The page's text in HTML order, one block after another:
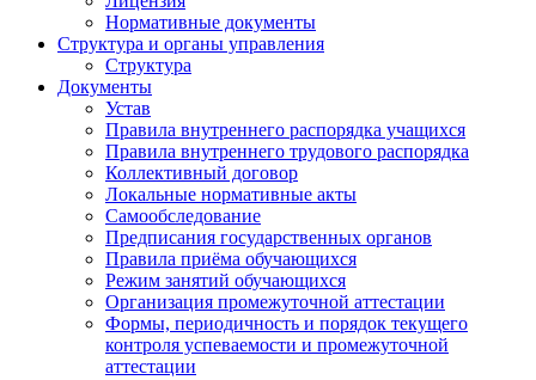
Нормативные документы
Структура и органы управления
Структура
Документы
Устав
Правила внутреннего распорядка учащихся
Правила внутреннего трудового распорядка
Коллективный договор
Локальные нормативные акты
Самообследование
Предписания государственных органов
Правила приёма обучающихся
Режим занятий обучающихся
Организация промежуточной аттестации
Формы, периодичность и порядок текущего
контроля успеваемости и промежуточной
аттестации